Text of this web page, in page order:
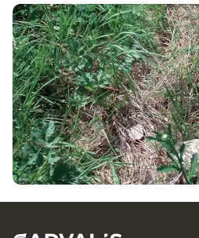
Risques de transfert
solutions pour limiter les
dans le sol
Les écoulements de subsurface
propres aux sols présentant une...
14 DÉC. 2012